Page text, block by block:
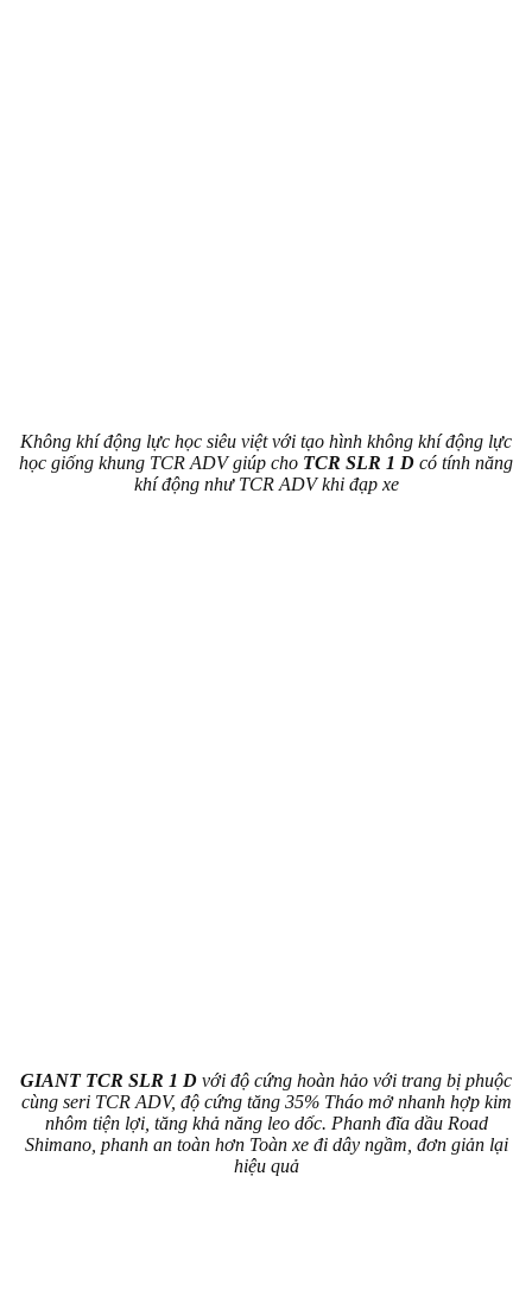
Không khí động lực học siêu việt với tạo hình không khí động lực
học giống khung TCR ADV giúp cho TCR SLR 1 D có tính năng
khí động như TCR ADV khi đạp xe
GIANT TCR SLR 1 D với độ cứng hoàn hảo với trang bị phuộc
cùng seri TCR ADV, độ cứng tăng 35% Tháo mở nhanh hợp kim
nhôm tiện lợi, tăng khả năng leo dốc. Phanh đĩa dầu Road
Shimano, phanh an toàn hơn Toàn xe đi dây ngầm, đơn giản lại
hiệu quả